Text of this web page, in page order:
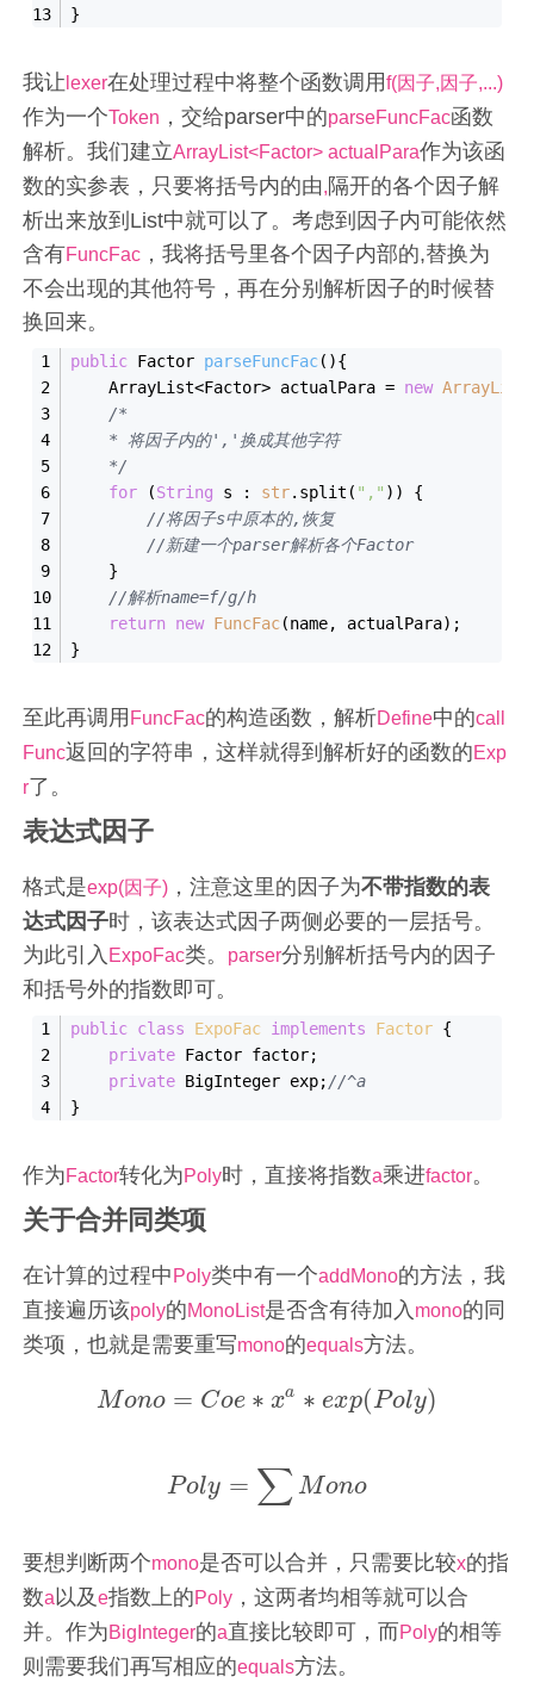
}
我让 lexer在处理过程中将整个函数调用f(因子,因子,...)
作为一个Token ，交给parser中的parseFuncFac函数
解析。我们建立ArrayList<Factor> actualPara作为该函
数的实参表，只要将括号内的由, 隔开的各个因子解
析出来放到List中就可以了。考虑到因子内可能依然
含有FuncFac ，我将括号里各个因子内部的,替换为
不会出现的其他符号，再在分别解析因子的时候替
换回来。
public Factor parseFuncFac(){
    ArrayList<Factor> actualPara =
new ArrayList
/*
    * 将因子内的','换成其他字符
    */
for (String s : str.split( "," )) {
//将因子s中原本的,恢复
//新建一个parser解析各个Factor
    }
//解析name=f/g/h
return new FuncFac(name, actualPara);
}
至此再调用 FuncFac的构造函数，解析Define中的call
Func返回的字符串，这样就得到解析好的函数的Exp
r了。
表达式因子
格式是exp(因子) ，注意这里的因子为不带指数的表
达式因子时，该表达式因子两侧必要的一层括号。
为此引入 ExpoFac类。 parser分别解析括号内的因子
和括号外的指数即可。
public class ExpoFac implements Factor {
private Factor factor;
private BigInteger exp;//^a
}
作为Factor转化为Poly时，直接将指数a乘进factor。
关于合并同类项
在计算的过程中 Poly类中有一个addMono的方法，我
直接遍历该poly的MonoList是否含有待加入 mono的同
类项，也就是需要重写mono的equals方法。
Mono = Coe ∗ xa ∗ exp(Poly)
Mo no=Coe ∗ xa∗e xp(Poly)
Poly = ∑ Mono
Po ly= ∑M ono
要想判断两个mono是否可以合并，只需要比较x的指
数a 以及e指数上的Poly ，这两者均相等就可以合
并。作为BigInteger的a直接比较即可，而Poly的相等
则需要我们再写相应的equals方法。